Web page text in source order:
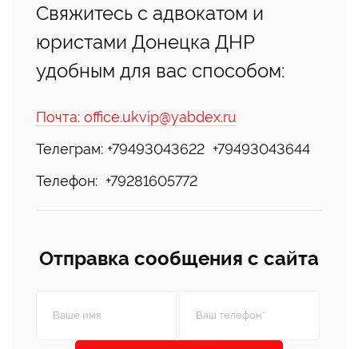
Свяжитесь с адвокатом и
юристами Донецка ДНР
удобным для вас способом:
Почта: office.ukvip@yabdex.ru
Телеграм: +79493043622 +79493043644
Телефон: +79281605772
Отправка сообщения с сайта